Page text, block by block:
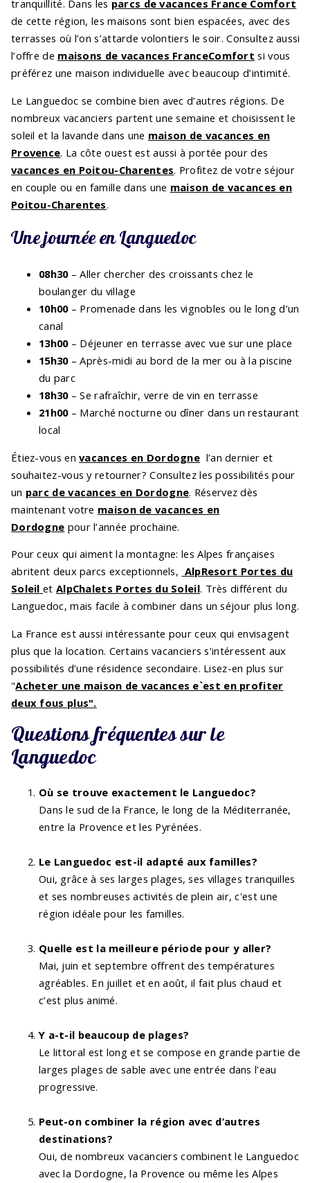
tranquillité. Dans les parcs de vacances France Comfort
de cette région, les maisons sont bien espacées, avec des
terrasses où l’on s’attarde volontiers le soir. Consultez aussi
l’offre de maisons de vacances FranceComfort si vous
préférez une maison individuelle avec beaucoup d’intimité.
Le Languedoc se combine bien avec d’autres régions. De
nombreux vacanciers partent une semaine et choisissent le
soleil et la lavande dans une maison de vacances en
Provence. La côte ouest est aussi à portée pour des
vacances en Poitou-Charentes. Profitez de votre séjour
en couple ou en famille dans une maison de vacances en
Poitou-Charentes.
Une journée en Languedoc
08h30 – Aller chercher des croissants chez le
boulanger du village
10h00 – Promenade dans les vignobles ou le long d’un
canal
13h00 – Déjeuner en terrasse avec vue sur une place
15h30 – Après-midi au bord de la mer ou à la piscine
du parc
18h30 – Se rafraîchir, verre de vin en terrasse
21h00 – Marché nocturne ou dîner dans un restaurant
local
Étiez-vous envacances en Dordogne l’an dernier et
souhaitez-vous y retourner? Consultez les possibilités pour
un parc de vacances en Dordogne. Réservez dès
maintenant votre maison de vacances en
Dordogne pour l’année prochaine.
Pour ceux qui aiment la montagne: les Alpes françaises
abritent deux parcs exceptionnels, AlpResort Portes du
Soleilet AlpChalets Portes du Soleil. Très différent du
Languedoc, mais facile à combiner dans un séjour plus long.
La France est aussi intéressante pour ceux qui envisagent
plus que la location. Certains vacanciers s’intéressent aux
possibilités d’une résidence secondaire. Lisez-en plus sur
"Acheter une maison de vacances e`est en profiter
deux fous plus".
Questions fréquentes sur le
Languedoc
Où se trouve exactement le Languedoc?
Dans le sud de la France, le long de la Méditerranée,
entre la Provence et les Pyrénées.
Le Languedoc est-il adapté aux familles?
Oui, grâce à ses larges plages, ses villages tranquilles
et ses nombreuses activités de plein air, c'est une
région idéale pour les familles.
Quelle est la meilleure période pour y aller?
Mai, juin et septembre offrent des températures
agréables. En juillet et en août, il fait plus chaud et
c’est plus animé.
Y a-t-il beaucoup de plages?
Le littoral est long et se compose en grande partie de
larges plages de sable avec une entrée dans l’eau
progressive.
Peut-on combiner la région avec d’autres
destinations?
Oui, de nombreux vacanciers combinent le Languedoc
avec la Dordogne, la Provence ou même les Alpes